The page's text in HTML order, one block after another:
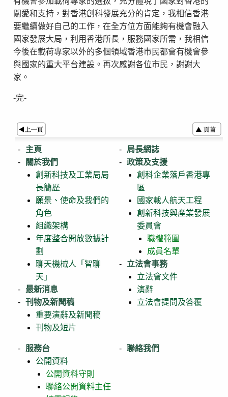
關愛和支持，對香港創科發展充分的肯定，我相信香港
要繼續做好自己的工作，在全方位方面能夠有機會融入
國家發展大局，利用香港所長，服務國家所需，我相信
今後在載荷專家以外的多個領域香港市民都會有機會參
與國家的重大平台建設。再次感謝各位市民，謝謝大
家。
-完-
主頁
關於我們
創新科技及工業局局
長簡歷
願景、使命及我們的
角色
組織架構
年度整合開放數據計
劃
聊天機械人「智聊
天」
最新消息
刊物及新聞稿
重要演辭及新聞稿
刊物及短片
局長網誌
政策及支援
創科企業落戶香港專
區
國家載人航天工程
創新科技與產業發展
委員會
職權範圍
成員名單
立法會事務
立法會文件
演辭
立法會提問及答覆
服務台
公開資料
公開資料守則
聯絡公開資料主任
聯絡我們